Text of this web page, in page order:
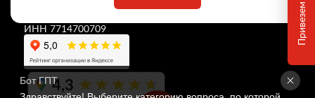
БорисХоф Холдинг»
ИНН 7714700709
4,3
Бот ГПТ